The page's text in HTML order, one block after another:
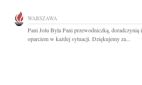
WARSZAWA
Pani Jolu Była Pani przewodniczką, doradczynią i
oparciem w każdej sytuacji. Dziękujemy za...